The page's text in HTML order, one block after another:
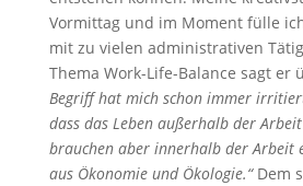
Vormittag und im Moment fülle
mit zu vielen administrativen
Thema Work-Life-Balance sagt er
Begriff hat mich schon immer
dass das Leben außerhalb der
brauchen aber innerhalb der Arbeit
aus Ökonomie und Ökologie.“Dem